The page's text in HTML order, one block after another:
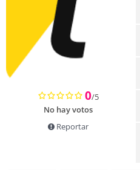
0/5
No hay votos
Reportar